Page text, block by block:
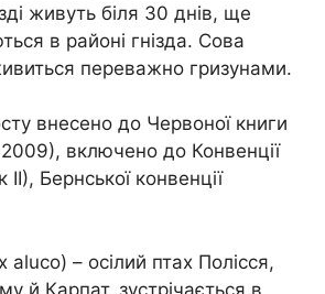
живуть біля 30 днів, ще
в районі гнізда. Сова
переважно гризунами.
внесено до Червоної книги
включено до Конвенції
II), Бернської конвенції
aluco) – осілий птах Полісся,
й Карпат, зустрічається в